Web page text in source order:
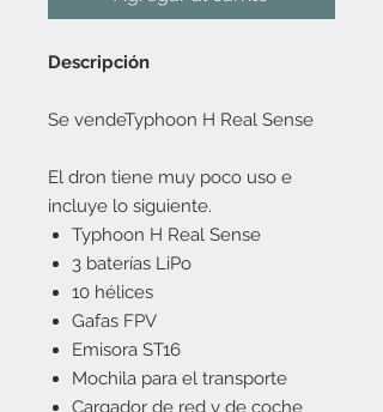
Descripción
Se vendeTyphoon H Real Sense
El dron tiene muy poco uso e
incluye lo siguiente.
Typhoon H Real Sense
3 baterías LiPo
10 hélices
Gafas FPV
Emisora ST16
Mochila para el transporte
Cargador de red y de coche